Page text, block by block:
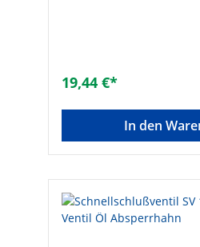
lieferbar• Max.
Werkstoff des
Anschluss 1
1:SchneidringMit
[mm]:8Anschluss
Entleerventil:NeinMit
W-Siegel:NeinMax.
19,44 €*
In den